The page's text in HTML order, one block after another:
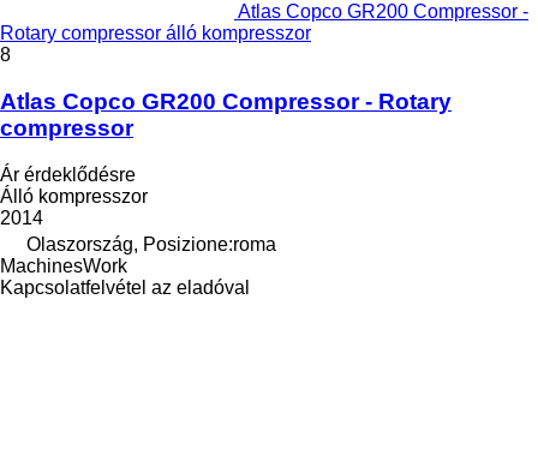
Atlas Copco GR200 Compressor -
Rotary compressor álló kompresszor
8
Atlas Copco GR200 Compressor - Rotary
compressor
Ár érdeklődésre
Álló kompresszor
2014
Olaszország, Posizione:roma
MachinesWork
Kapcsolatfelvétel az eladóval